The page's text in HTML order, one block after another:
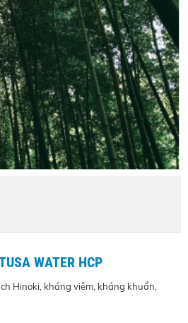
WATER HCP
Hinoki, kháng viêm, kháng khuẩn,